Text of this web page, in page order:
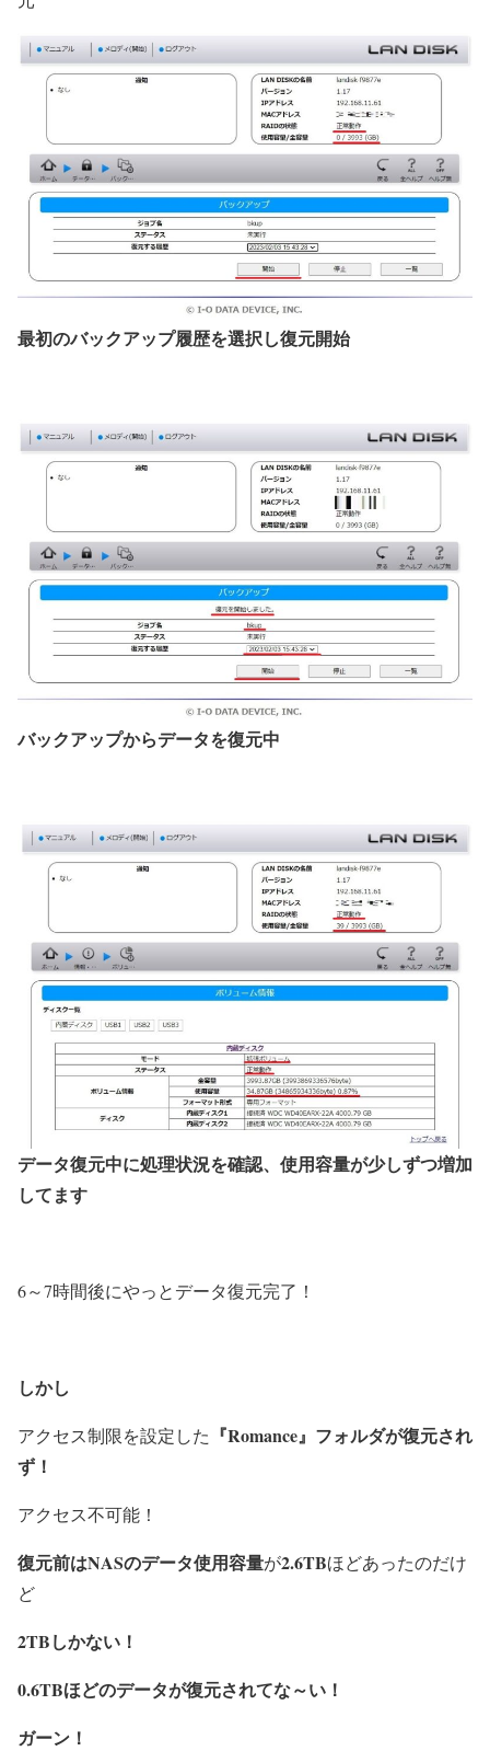
最初のバックアップ履歴を選択し復元開始
バックアップからデータを復元中
データ復元中に処理状況を確認、使用容量が少しずつ増加
してます
6～7時間後にやっとデータ復元完了！
しかし
アクセス制限を設定した 『Romance』フォルダが復元され
ず！
アクセス不可能！
復元前はNASのデータ使用容量が2.6TBほどあったのだけ
ど
2TBしかない！
0.6TBほどのデータが復元されてな～い！
ガーン！